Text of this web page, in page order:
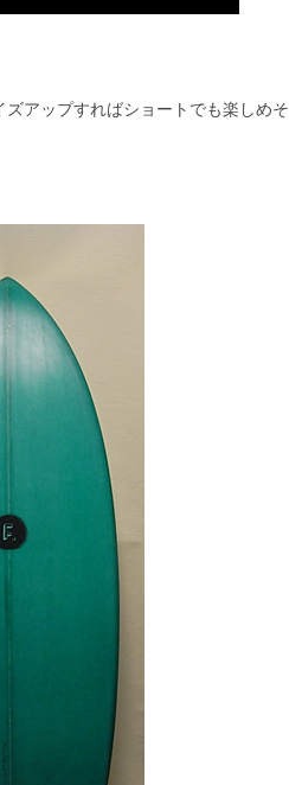
アップすればショートでも楽しめそ